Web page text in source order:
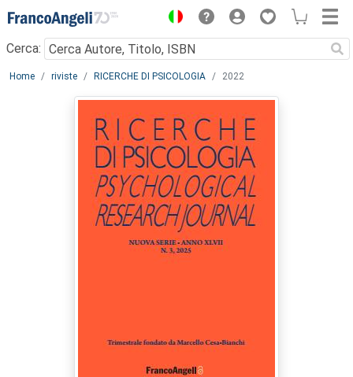
Menu
Cerca:
Main content
Home riviste RICERCHE DI PSICOLOGIA 2022